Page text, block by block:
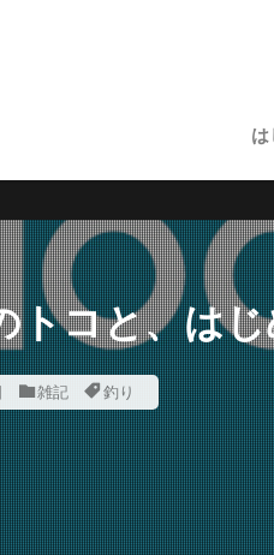
は
トコと、は
雑記 釣り